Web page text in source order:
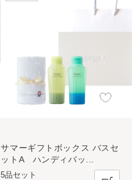
サマーギフトボックス バスセ
ットA ハンディバッ
5品セット